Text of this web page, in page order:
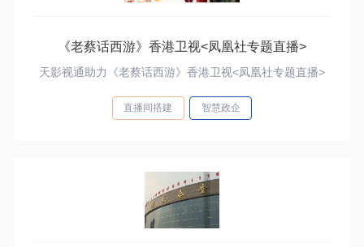
《老蔡话西游》香港卫视<凤凰社专题直播>
天影视通助力《老蔡话西游》香港卫视<凤凰社专题直播>
直播间搭建 智慧政企